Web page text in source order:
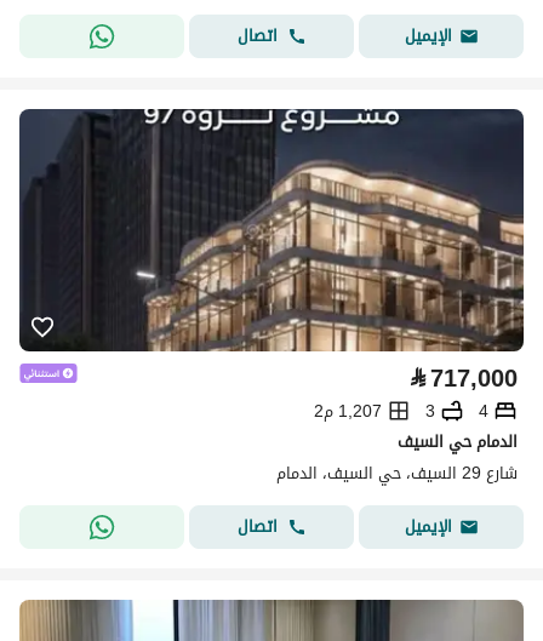
الإيميل
اتصال
⃁717,000
4
3
1,207 م2
الدمام حي السيف
شارع 29 السيف، حي السيف، الدمام
الإيميل
اتصال